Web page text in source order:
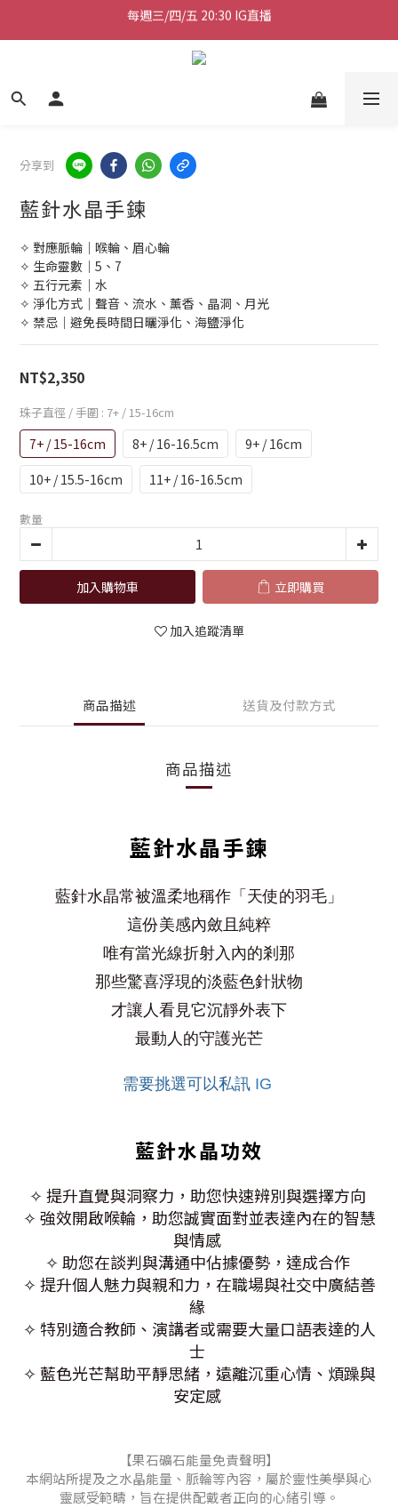
加入會員送50元購物金
加入會員送50元購物金
每週三/四/五 20:30 IG直播
分享到
藍針水晶手鍊
✧ 對應脈輪｜喉輪、眉心輪
✧ 生命靈數｜5、7
✧ 五行元素｜水
✧ 淨化方式｜聲音、流水、薰香、晶洞、月光
✧ 禁忌｜避免長時間日曬淨化、海鹽淨化
NT$2,350
珠子直徑 / 手圍 : 7+ / 15-16cm
7+ / 15-16cm 8+ / 16-16.5cm
9+ / 16cm
10+ / 15.5-16cm
11+ / 16-16.5cm
數量
加入購物車 立即購買
加入追蹤清單
商品描述 送貨及付款方式
商品描述
藍針水晶手鍊
藍針水晶常被溫柔地稱作「天使的羽毛」
這份美感內斂且純粹
唯有當光線折射入內的剎那
那些驚喜浮現的淡藍色針狀物
才讓人看見它沉靜外表下
最動人的守護光芒
需要挑選可以私訊 IG
藍針水晶功效
✧ 提升直覺與洞察力，助您快速辨別與選擇方向
✧ 強效開啟喉輪，助您誠實面對並表達內在的智慧
與情感
✧ 助您在談判與溝通中佔據優勢，達成合作
✧ 提升個人魅力與親和力，在職場與社交中廣結善
緣
✧ 特別適合教師、演講者或需要大量口語表達的人
士
✧ 藍色光芒幫助平靜思緒，遠離沉重心情、煩躁與
安定感
【果石礦石能量免責聲明】
本網站所提及之水晶能量、脈輪等內容，屬於靈性美學與心
靈感受範疇，旨在提供配戴者正向的心緒引導。